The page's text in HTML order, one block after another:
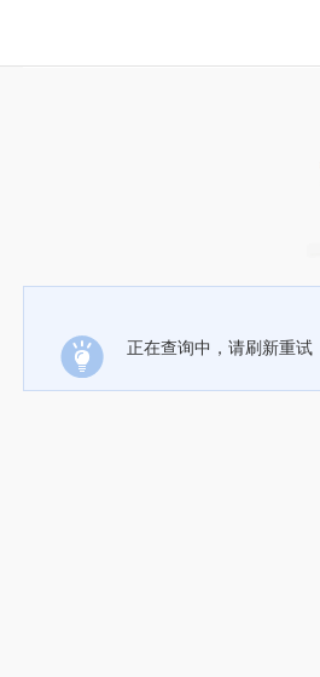
正在查询中，请刷新重试